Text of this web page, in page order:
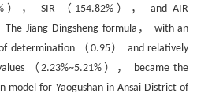
）， SIR （154.82%）， and AIR
Jiang Dingsheng formula， with an
determination （0.95） and relatively
（2.23%~5.21%）， became the
model for Yaogushan in Ansai District of